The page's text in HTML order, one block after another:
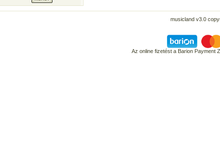
musicland v3.0
Az online fizetést a Barion Payment